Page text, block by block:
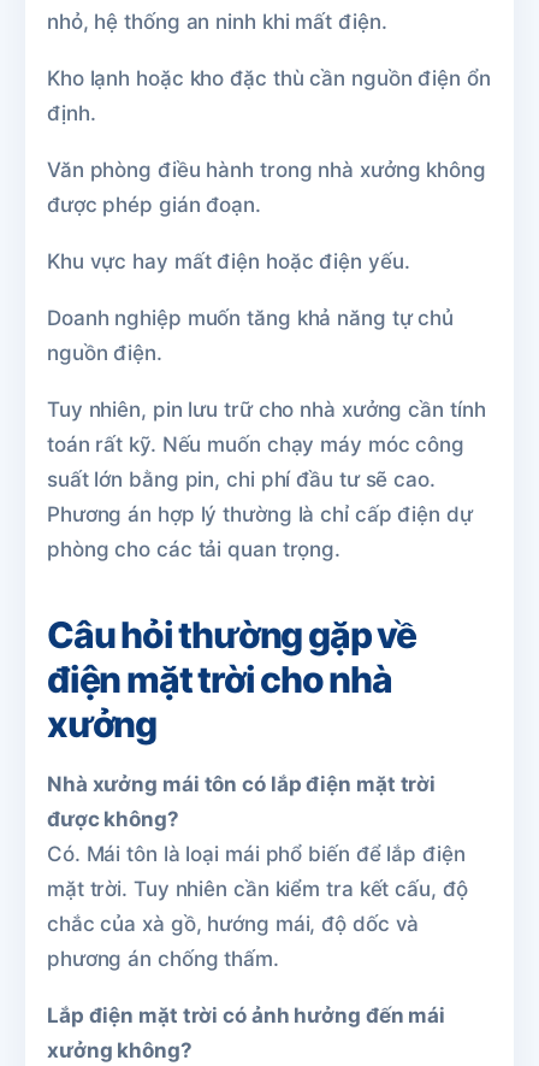
nhỏ, hệ thống an ninh khi mất điện.
Kho lạnh hoặc kho đặc thù cần nguồn điện ổn
định.
Văn phòng điều hành trong nhà xưởng không
được phép gián đoạn.
Khu vực hay mất điện hoặc điện yếu.
Doanh nghiệp muốn tăng khả năng tự chủ
nguồn điện.
Tuy nhiên, pin lưu trữ cho nhà xưởng cần tính
toán rất kỹ. Nếu muốn chạy máy móc công
suất lớn bằng pin, chi phí đầu tư sẽ cao.
Phương án hợp lý thường là chỉ cấp điện dự
phòng cho các tải quan trọng.
Câu hỏi thường gặp về
điện mặt trời cho nhà
xưởng
Nhà xưởng mái tôn có lắp điện mặt trời
được không?
Có. Mái tôn là loại mái phổ biến để lắp điện
mặt trời. Tuy nhiên cần kiểm tra kết cấu, độ
chắc của xà gồ, hướng mái, độ dốc và
phương án chống thấm.
Lắp điện mặt trời có ảnh hưởng đến mái
xưởng không?